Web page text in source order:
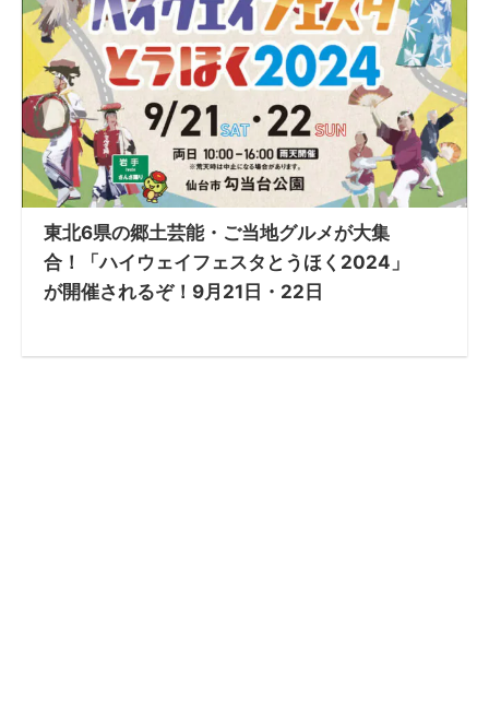
東北6県の郷土芸能・ご当地グルメが大集
合！「ハイウェイフェスタとうほく2024」
が開催されるぞ！9月21日・22日